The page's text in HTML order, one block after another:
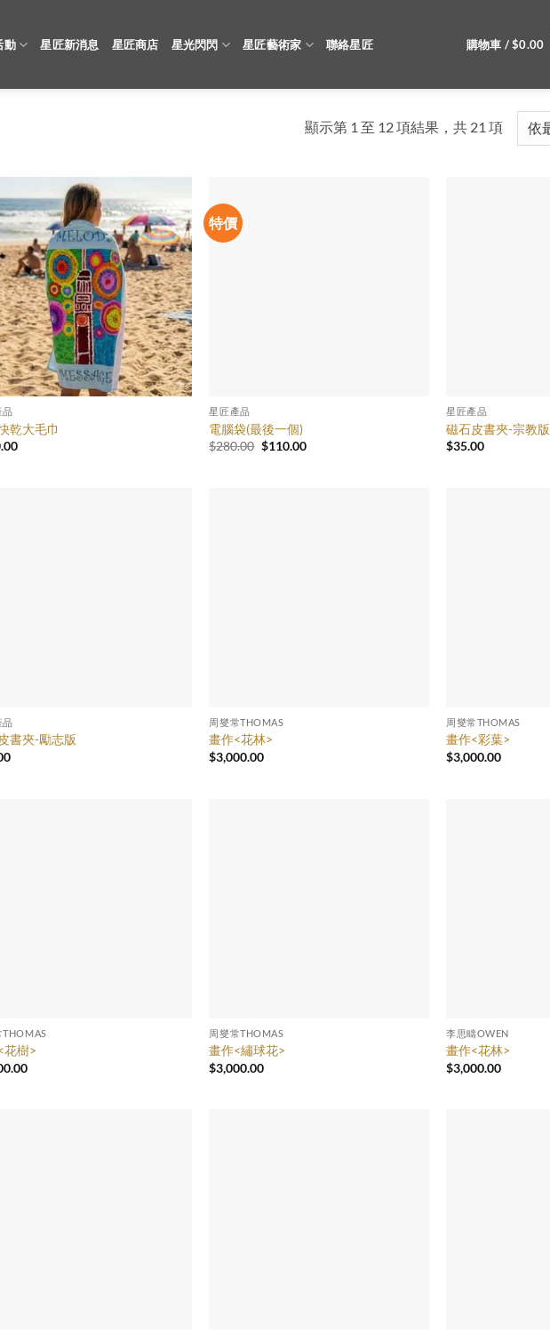
動 星匠新消息 星匠商店 星光閃閃 星匠藝術家 聯絡星匠 購物車 /$0.00
顯示第 1 至 12 項結果，共 21 項依
品
乾大毛巾
特價
星匠產品
電腦袋(最後一個)
$280.00 原
$110.00目
星匠產品
磁石皮書夾-宗教版
$35.00
品
書夾-勵志版
周燮常THOMAS
畫作<花林>
$3,000.00
周燮常THOMAS
畫作<彩葉>
$3,000.00
THOMAS
花樹>
周燮常THOMAS
畫作<繡球花>
$3,000.00
李思疇OWEN
畫作<花林>
$3,000.00